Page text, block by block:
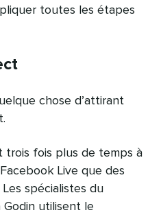
toutes les étapes
chose d’attirant
trois fois plus de temps à
Live que des
spécialistes du
utilisent le